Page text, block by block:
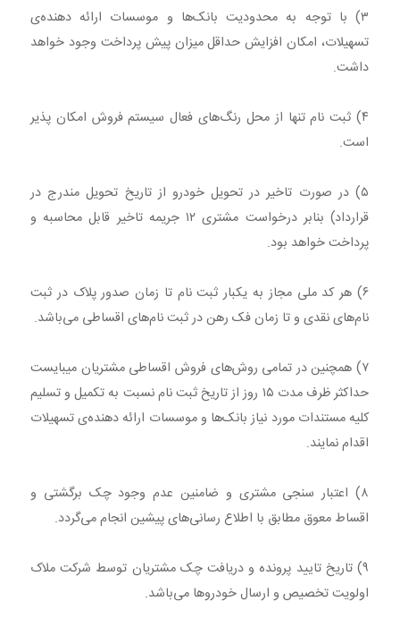
۳) با توجه به محدودیت بانک‌ها و موسسات ارائه دهنده‌ی
تسهیلات، امکان افزایش حداقل میزان پیش پرداخت وجود خواهد
داشت.
۴) ثبت نام تنها از محل رنگ‌های فعال سیستم فروش امکان پذیر
است.
۵) در صورت تاخیر در تحویل خودرو از تاریخ تحویل مندرج در
قرارداد) بنابر درخواست مشتری ۱۲ جریمه تاخیر قابل محاسبه و
پرداخت خواهد بود.
۶) هر کد ملی مجاز به یکبار ثبت نام تا زمان صدور پلاک در ثبت
نام‌های نقدی و تا زمان فک رهن در ثبت نام‌های اقساطی می‌باشد.
۷) همچنین در تمامی روش‌های فروش اقساطی مشتریان میبایست
حداکثر ظرف مدت ۱۵ روز از تاریخ ثبت نام نسبت به تکمیل و تسلیم
کلیه مستندات مورد نیاز بانک‌ها و موسسات ارائه دهنده‌ی تسهیلات
اقدام نمایند.
۸) اعتبار سنجی مشتری و ضامنین عدم وجود چک برگشتی و
اقساط معوق مطابق با اطلاع رسانی‌های پیشین انجام می‌گردد.
۹) تاریخ تایید پرونده و دریافت چک مشتریان توسط شرکت ملاک
اولویت تخصیص و ارسال خودروها می‌باشد.